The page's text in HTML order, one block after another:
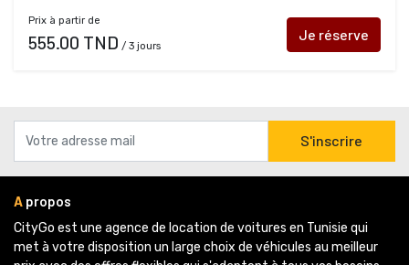
Prix à partir de
555.00 TND / 3 jours
Je réserve
S'inscrire
A propos
CityGo est une agence de location de voitures en Tunisie qui
met à votre disposition un large choix de véhicules au meilleur